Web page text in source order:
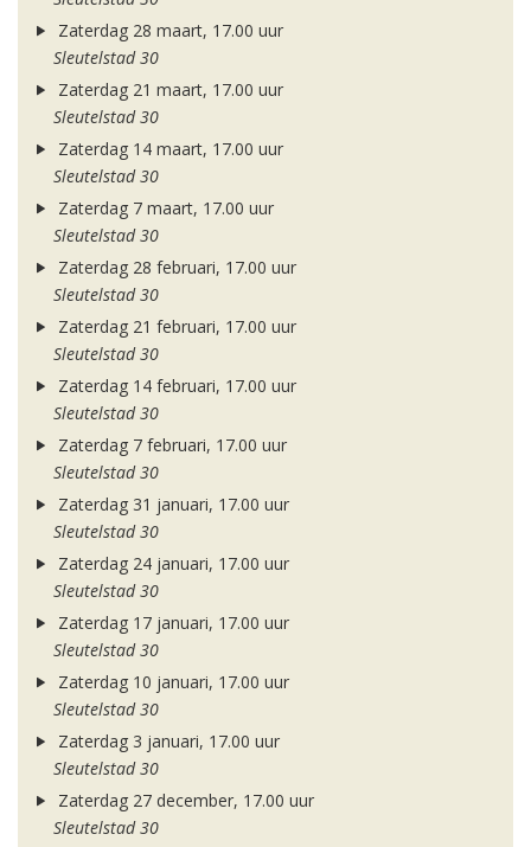
Zaterdag 28 maart, 17.00 uur
Sleutelstad 30
Zaterdag 21 maart, 17.00 uur
Sleutelstad 30
Zaterdag 14 maart, 17.00 uur
Sleutelstad 30
Zaterdag 7 maart, 17.00 uur
Sleutelstad 30
Zaterdag 28 februari, 17.00 uur
Sleutelstad 30
Zaterdag 21 februari, 17.00 uur
Sleutelstad 30
Zaterdag 14 februari, 17.00 uur
Sleutelstad 30
Zaterdag 7 februari, 17.00 uur
Sleutelstad 30
Zaterdag 31 januari, 17.00 uur
Sleutelstad 30
Zaterdag 24 januari, 17.00 uur
Sleutelstad 30
Zaterdag 17 januari, 17.00 uur
Sleutelstad 30
Zaterdag 10 januari, 17.00 uur
Sleutelstad 30
Zaterdag 3 januari, 17.00 uur
Sleutelstad 30
Zaterdag 27 december, 17.00 uur
Sleutelstad 30